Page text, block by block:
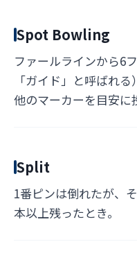
Spot Bowling
ファールラインから6
「ガイド」と呼ばれ
他のマーカーを目安に
Split
1番ピンは倒れたが、
本以上残ったとき。